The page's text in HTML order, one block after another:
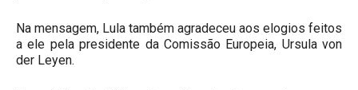
Na mensagem, Lula também agradeceu aos elogios feitos
a ele pela presidente da Comissão Europeia, Ursula von
der Leyen.